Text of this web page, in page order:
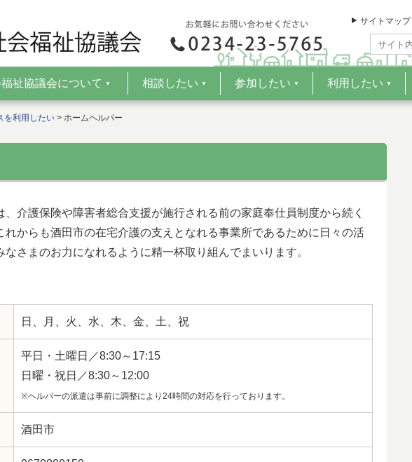
サイトマップ
祉協議会について ▼ 相談したい ▼ 参加したい ▼ 利用したい ▼
を利用したい > ホームヘルパー
介護保険や障害者総合支援が施行される前の家庭奉仕員制度から続く
れからも酒田市の在宅介護の支えとなれる事業所であるために日々の活
さまのお力になれるように精一杯取り組んでまいります。
日、月、火、水、木、金、土、祝
平日・土曜日／8:30～17:15
日曜・祝日／8:30～12:00
※ヘルパーの派遣は事前に調整により24時間の対応を行っております。
酒田市